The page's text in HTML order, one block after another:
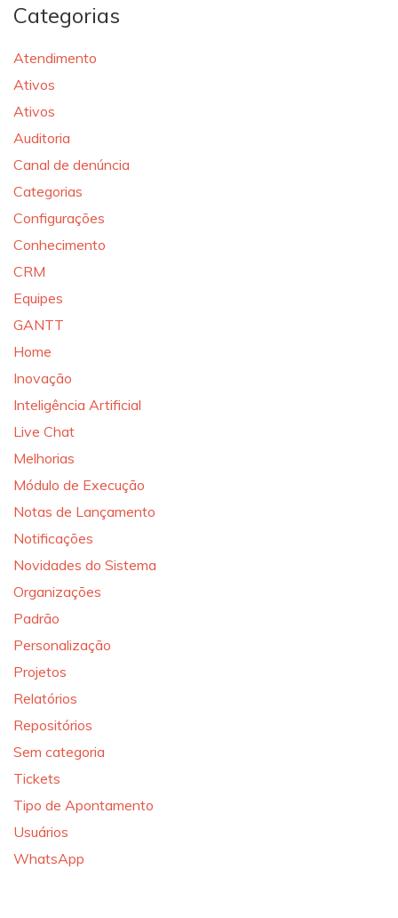
Categorias
Atendimento
Ativos
Ativos
Auditoria
Canal de denúncia
Categorias
Configurações
Conhecimento
CRM
Equipes
GANTT
Home
Inovação
Inteligência Artificial
Live Chat
Melhorias
Módulo de Execução
Notas de Lançamento
Notificações
Novidades do Sistema
Organizações
Padrão
Personalização
Projetos
Relatórios
Repositórios
Sem categoria
Tickets
Tipo de Apontamento
Usuários
WhatsApp